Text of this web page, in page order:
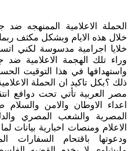
الحملة الاعلامية الممنهجه
خلال هذه الايام وبشكل مكثف
خلايا اجرامية مدسوسة لكني
وراء تلك الهجمة الاعلامية ضد
واستهدافها في هذا التوقيت
ذلك ؟بكل تاكيد ان الحملة
مصر العربية تأتي تحت دوافع
اعداء الاوطان والامن
المصرية والشعب المصري
الاعلام ومنصات اخبارية بيانات
ودعوتها باقتحام السفارات